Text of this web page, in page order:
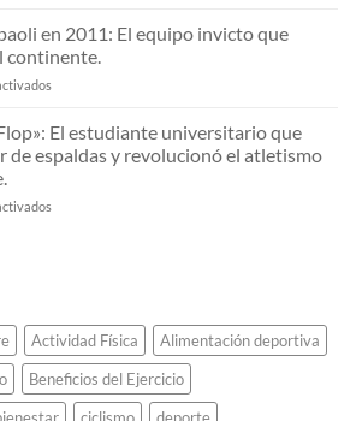
chileno.
Olimpiadas
en
avión
la
llama
olímpica
que
resortes
Por
qué
zapatillas
fibra
carbono
de
maratón.
en 2011: El equipo invicto que
continente.
U
Sampaoli
2011:
al
continente.
El estudiante universitario que
de espaldas y revolucionó el atletismo
universitario
que
decidió
saltar
Actividad Física
Alimentación deportiva
Beneficios del Ejercicio
ciclismo
deporte